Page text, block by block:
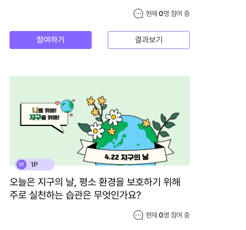
현재0명 참여 중
참여하기 결과보기
W 1P
오늘은 지구의 날, 평소 환경을 보호하기 위해
주로 실천하는 습관은 무엇인가요?
현재0명 참여 중